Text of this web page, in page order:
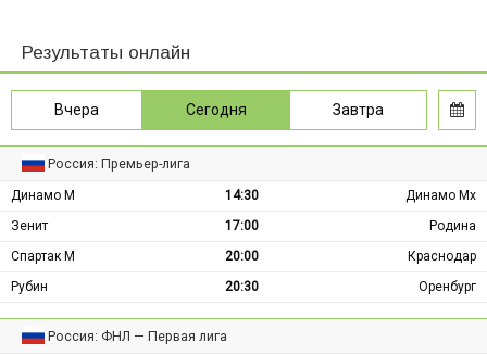
Результаты онлайн
Вчера Сегодня Завтра
Россия: Премьер-лига
Динамо М 14:30
Динамо Мх
Зенит
17:00
Родина
Спартак М
20:00
Краснодар
Рубин
20:30 Оренбург
Россия: ФНЛ — Первая лига